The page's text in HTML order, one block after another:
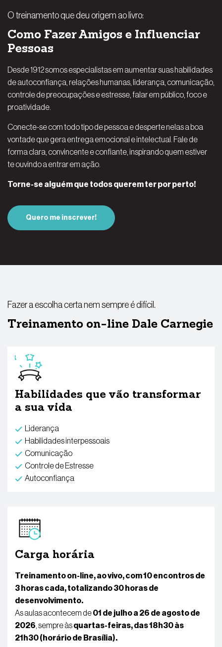
O treinamento que deu origem ao livro:
Como Fazer Amigos e Influenciar
Pessoas
Desde 1912 somos especialistas em aumentar suas habilidades
de autoconfiança, relações humanas, liderança, comunicação,
controle de preocupações e estresse, falar em público, foco e
proatividade.
Conecte-se com todo tipo de pessoa e desperte nelas a boa
vontade que gera entrega emocional e intelectual. Fale de
forma clara, convincente e confiante, inspirando quem estiver
te ouvindo a entrar em ação.
Torne-se alguém que todos querem ter por perto!
Quero me inscrever!
Fazer a escolha certa nem sempre é difícil.
Treinamento on-line Dale Carnegie
Habilidades que vão transformar
a sua vida
Liderança
Habilidades interpessoais
Comunicação
Controle de Estresse
Autoconfiança
Carga horária
Treinamento on-line, ao vivo, com 10 encontros de
3 horas cada, totalizando 30 horas de
desenvolvimento.
As aulas acontecem de01 de julho a 26 de agosto de
2026 , sempre àsquartas-feiras, das 18h30 às
21h30 (horário de Brasília).